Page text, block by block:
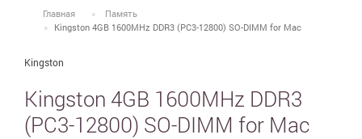
Главная
Память
Kingston 4GB 1600MHz DDR3 (PC3-12800) SO-DIMM for Mac
Kingston
Kingston 4GB 1600MHz DDR3
(PC3-12800) SO-DIMM for Mac